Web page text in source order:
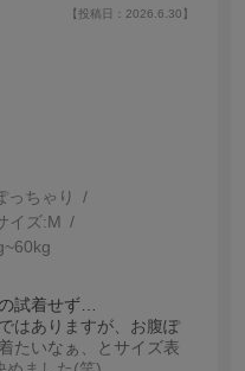
【投稿日：2026.6.30】
ちゃり
イズ:M
試着せず…
はありますが、お腹ぽ
たいなぁ、とサイズ表